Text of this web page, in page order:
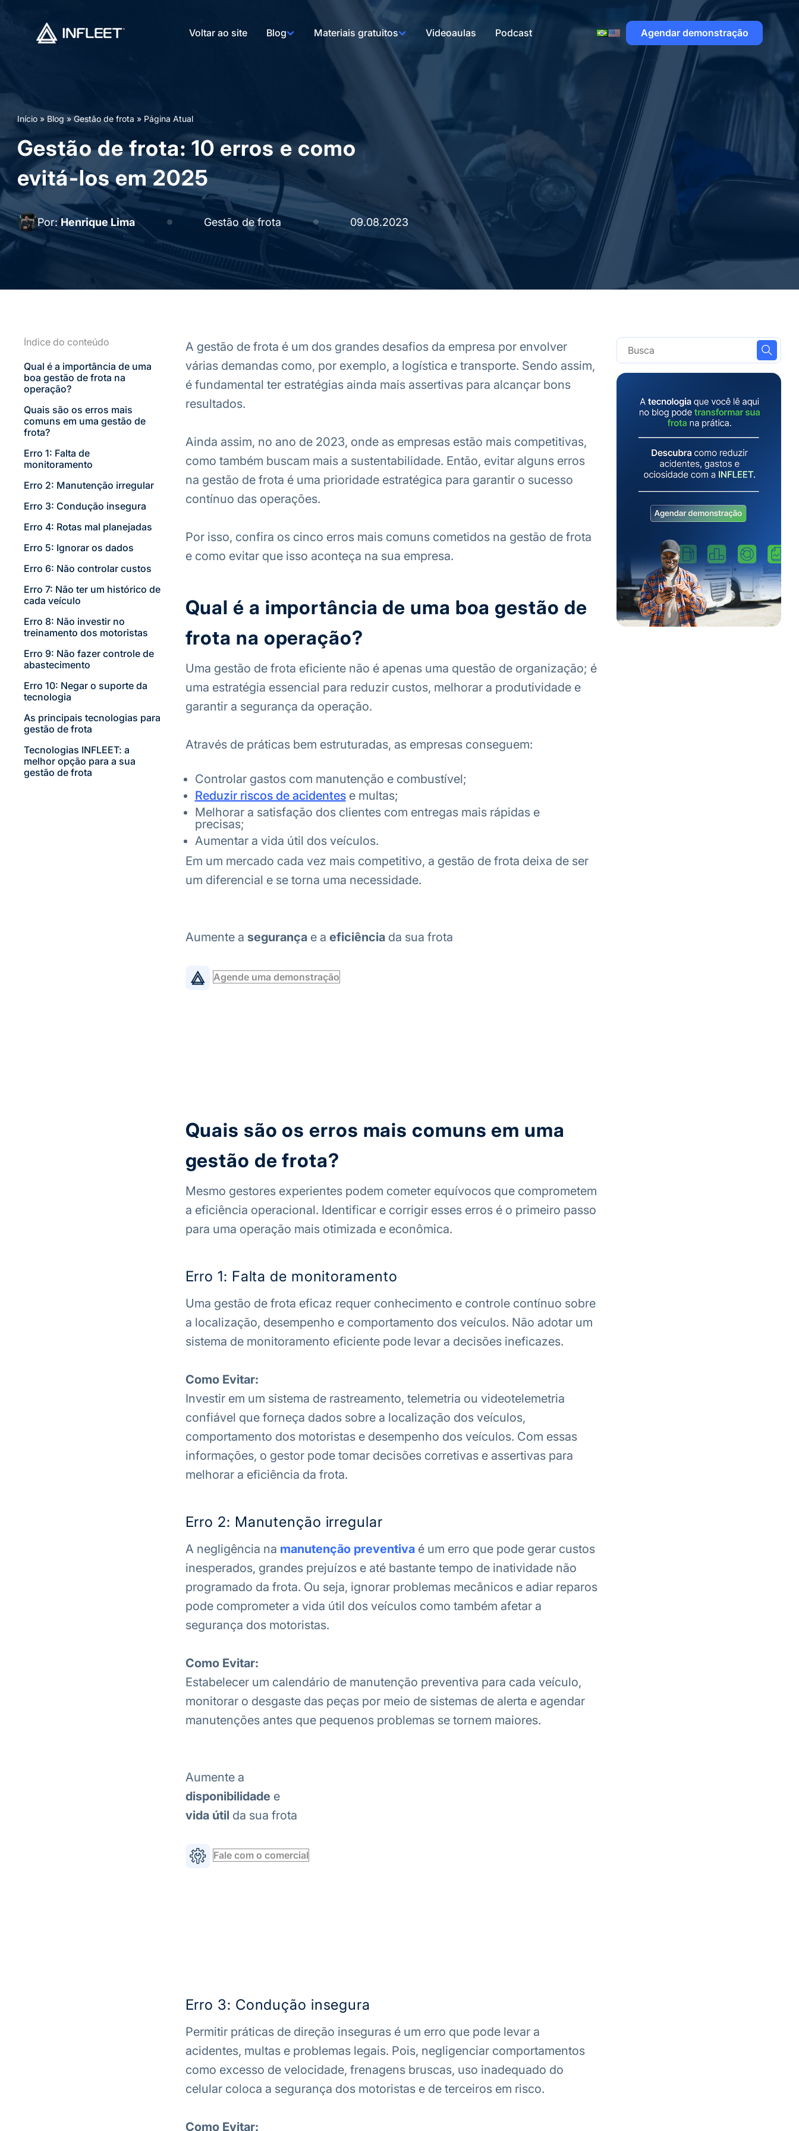
Voltar ao site Blog Materiais gratuitos Videoaulas Podcast Agendar demonstração
Início » Blog » Gestão de frota » Página Atual
Gestão de frota: 10 erros e como
evitá-los em 2025
Por:Henrique Lima Gestão de frota 09.08.2023
Índice do conteúdo
Qual é a importância de uma
boa gestão de frota na
operação?
Quais são os erros mais
comuns em uma gestão de
frota?
Erro 1: Falta de
monitoramento
Erro 2: Manutenção irregular
Erro 3: Condução insegura
Erro 4: Rotas mal planejadas
Erro 5: Ignorar os dados
Erro 6: Não controlar custos
Erro 7: Não ter um histórico de
cada veículo
Erro 8: Não investir no
treinamento dos motoristas
Erro 9: Não fazer controle de
abastecimento
Erro 10: Negar o suporte da
tecnologia
As principais tecnologias para
gestão de frota
Tecnologias INFLEET: a
melhor opção para a sua
gestão de frota
A gestão de frota é um dos grandes desafios da empresa por envolver
várias demandas como, por exemplo, a logística e transporte. Sendo assim,
é fundamental ter estratégias ainda mais assertivas para alcançar bons
resultados.
Ainda assim, no ano de 2023, onde as empresas estão mais competitivas,
como também buscam mais a sustentabilidade. Então, evitar alguns erros
na gestão de frota é uma prioridade estratégica para garantir o sucesso
contínuo das operações.
Por isso, confira os cinco erros mais comuns cometidos na gestão de frota
e como evitar que isso aconteça na sua empresa.
Qual é a importância de uma boa gestão de
frota na operação?
Uma gestão de frota eficiente não é apenas uma questão de organização; é
uma estratégia essencial para reduzir custos, melhorar a produtividade e
garantir a segurança da operação.
Através de práticas bem estruturadas, as empresas conseguem:
Controlar gastos com manutenção e combustível;
Reduzir riscos de acidentese multas;
Melhorar a satisfação dos clientes com entregas mais rápidas e
precisas;
Aumentar a vida útil dos veículos.
Em um mercado cada vez mais competitivo, a gestão de frota deixa de ser
um diferencial e se torna uma necessidade.
Aumente a segurançae a eficiênciada sua frota
Agende uma demonstração
Quais são os erros mais comuns em uma
gestão de frota?
Mesmo gestores experientes podem cometer equívocos que comprometem
a eficiência operacional. Identificar e corrigir esses erros é o primeiro passo
para uma operação mais otimizada e econômica.
Erro 1: Falta de monitoramento
Uma gestão de frota eficaz requer conhecimento e controle contínuo sobre
a localização, desempenho e comportamento dos veículos. Não adotar um
sistema de monitoramento eficiente pode levar a decisões ineficazes.
Como Evitar:
Investir em um sistema de rastreamento, telemetria ou videotelemetria
confiável que forneça dados sobre a localização dos veículos,
comportamento dos motoristas e desempenho dos veículos. Com essas
informações, o gestor pode tomar decisões corretivas e assertivas para
melhorar a eficiência da frota.
Erro 2: Manutenção irregular
A negligência na manutenção preventivaé um erro que pode gerar custos
inesperados, grandes prejuízos e até bastante tempo de inatividade não
programado da frota. Ou seja, ignorar problemas mecânicos e adiar reparos
pode comprometer a vida útil dos veículos como também afetar a
segurança dos motoristas.
Como Evitar:
Estabelecer um calendário de manutenção preventiva para cada veículo,
monitorar o desgaste das peças por meio de sistemas de alerta e agendar
manutenções antes que pequenos problemas se tornem maiores.
Aumente a
disponibilidade e
vida útil da sua frota
Fale com o comercial
Erro 3: Condução insegura
Permitir práticas de direção insegurasé um erro que pode levar a
acidentes, multas e problemas legais. Pois, negligenciar comportamentos
como excesso de velocidade, frenagens bruscas, uso inadequado do
celular coloca a segurança dos motoristas e de terceiros em risco.
Como Evitar: